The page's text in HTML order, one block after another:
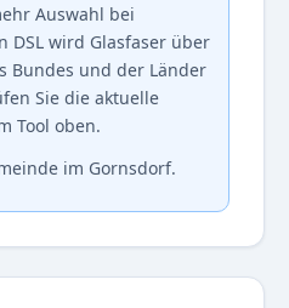
Auswahl bei
wird Glasfaser über
Bundes und der Länder
Sie die aktuelle
Tool oben.
im Gornsdorf.